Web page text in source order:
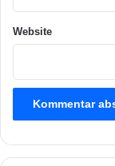
Website